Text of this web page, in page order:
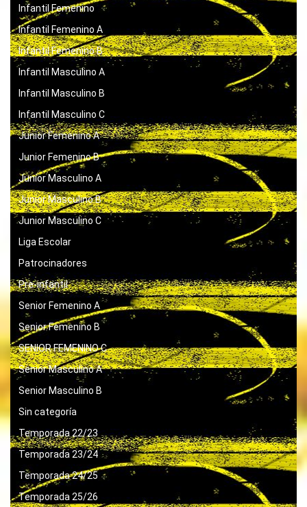
Infantil Femenino
Infantil Femenino A
Infantil Femenino B
Infantil Masculino A
Infantil Masculino B
Infantil Masculino C
Junior Femenino A
Junior Femenino B
Junior Masculino A
Junior Masculino B
Junior Masculino C
Liga Escolar
Patrocinadores
Pre-infantil
Senior Femenino A
Senior Femenino B
SENIOR FEMENINO C
Senior Masculino A
Senior Masculino B
Sin categoría
Temporada 22/23
Temporada 23/24
Temporada 24/25
Temporada 25/26